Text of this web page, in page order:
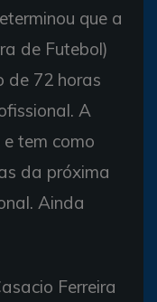
que a
de Futebol)
de 72 horas
A
tem como
da próxima
Ainda
Ferreira